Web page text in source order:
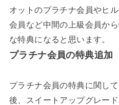
オットのプラチナ会員やヒ
会員など中間の上級会員か
な特典になると思います。
プラチナ会員の特典追加
プラチナ会員の特典に関し
後、スイートアップグレー